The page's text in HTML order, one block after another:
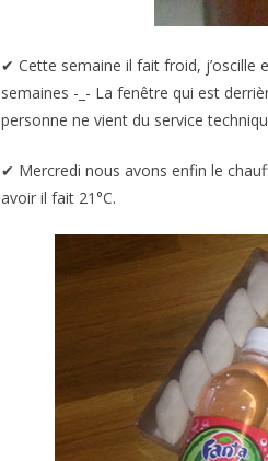
✔︎ Cette semaine il fait froid, j’oscille
semaines -_- La fenêtre qui est
personne ne vient du service
✔︎ Mercredi nous avons enfin le
avoir il fait 21°C.